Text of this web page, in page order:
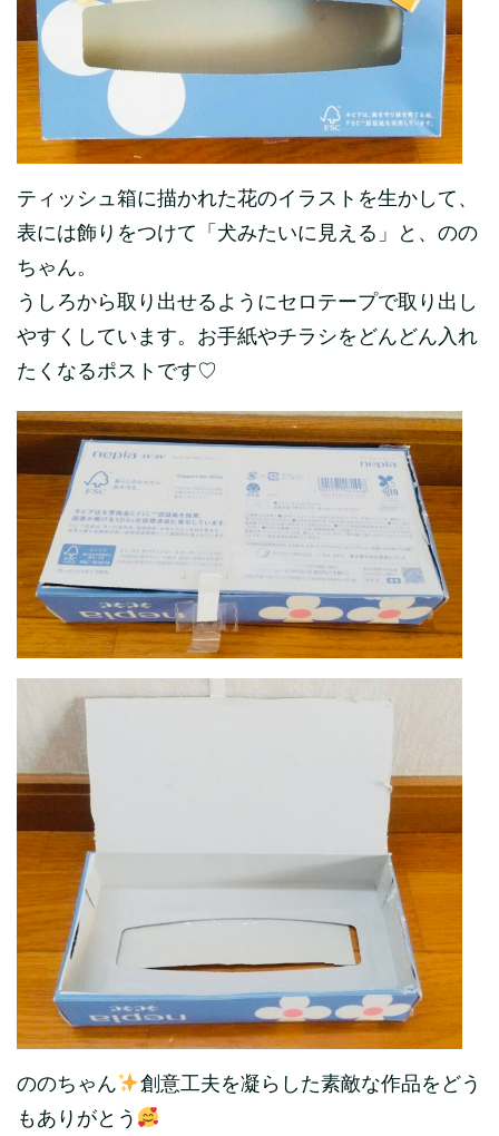
ティッシュ箱に描かれた花のイラストを生かして、
表には飾りをつけて「犬みたいに見える」と、のの
ちゃん。
うしろから取り出せるようにセロテープで取り出し
やすくしています。お手紙やチラシをどんどん入れ
たくなるポストです♡
ののちゃん
創意工夫を凝らした素敵な作品をどう
もありがとう